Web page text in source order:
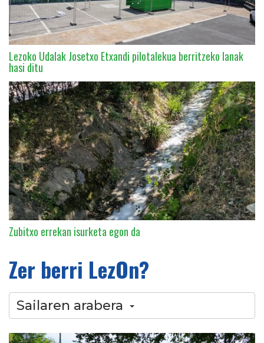
Lezoko Udalak Josetxo Etxandi pilotalekua berritzeko lanak
hasi ditu
Zubitxo errekan isurketa egon da
Zer berri LezOn?
Sailaren arabera